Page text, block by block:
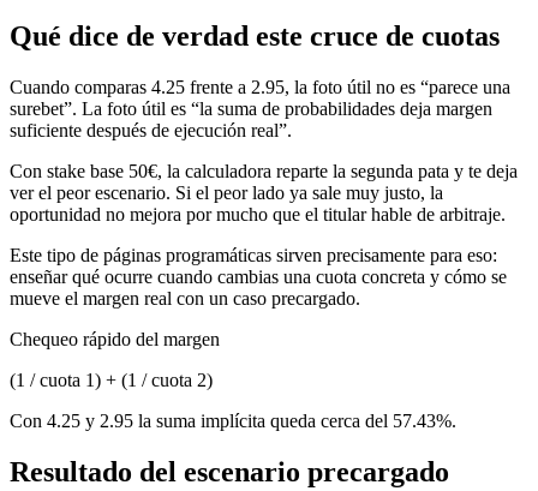
Qué dice de verdad este cruce de cuotas
Cuando comparas 4.25 frente a 2.95, la foto útil no es “parece una
surebet”. La foto útil es “la suma de probabilidades deja margen
suficiente después de ejecución real”.
Con stake base 50€, la calculadora reparte la segunda pata y te deja
ver el peor escenario. Si el peor lado ya sale muy justo, la
oportunidad no mejora por mucho que el titular hable de arbitraje.
Este tipo de páginas programáticas sirven precisamente para eso:
enseñar qué ocurre cuando cambias una cuota concreta y cómo se
mueve el margen real con un caso precargado.
Chequeo rápido del margen
(1 / cuota 1) + (1 / cuota 2)
Con 4.25 y 2.95 la suma implícita queda cerca del 57.43%.
Resultado del escenario precargado